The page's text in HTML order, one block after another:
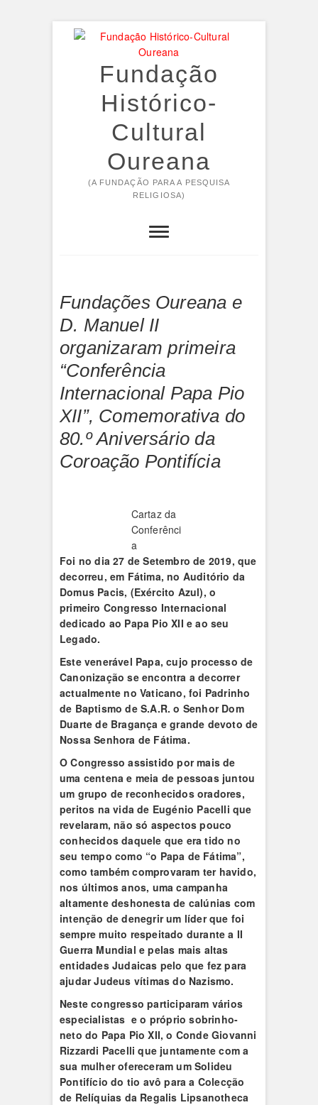
Fundação
Histórico-
Cultural
Oureana
(A FUNDAÇÃO PARA A PESQUISA
RELIGIOSA)
Fundações Oureana e
D. Manuel II
organizaram primeira
“Conferência
Internacional Papa Pio
XII”, Comemorativa do
80.º Aniversário da
Coroação Pontifícia
Cartaz da
Conferênci
a
Foi no dia 27 de Setembro de 2019, que
decorreu, em Fátima, no Auditório da
Domus Pacis, (Exército Azul), o
primeiro Congresso Internacional
dedicado ao Papa Pio XII e ao seu
Legado.
Este venerável Papa, cujo processo de
Canonização se encontra a decorrer
actualmente no Vaticano, foi Padrinho
de Baptismo de S.A.R. o Senhor Dom
Duarte de Bragança e grande devoto de
Nossa Senhora de Fátima.
O Congresso assistido por mais de
uma centena e meia de pessoas juntou
um grupo de reconhecidos oradores,
peritos na vida de Eugénio Pacelli que
revelaram, não só aspectos pouco
conhecidos daquele que era tido no
seu tempo como “o Papa de Fátima”,
como também comprovaram ter havido,
nos últimos anos, uma campanha
altamente deshonesta de calúnias com
intenção de denegrir um líder que foi
sempre muito respeitado durante a II
Guerra Mundial e pelas mais altas
entidades Judaicas pelo que fez para
ajudar Judeus vítimas do Nazismo.
Neste congresso participaram vários
especialistas e o próprio sobrinho-
neto do Papa Pio XII, o Conde Giovanni
Rizzardi Pacelli que juntamente com a
sua mulher ofereceram um Solideu
Pontifício do tio avô para a Colecção
de Relíquias da Regalis Lipsanotheca